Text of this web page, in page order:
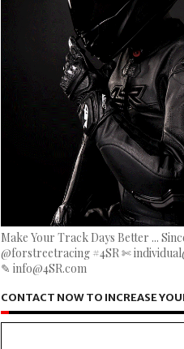
Make Your Track Days Better ...
@forstreetracing #4SR ✄
✎ info@4SR.com
CONTACT NOW TO INCREASE